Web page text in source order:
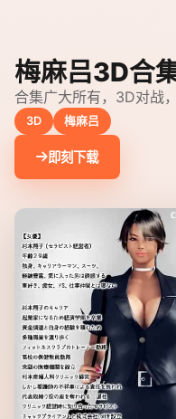
梅麻吕3D合
合集广大所有，3D对战
3D 梅麻吕
即刻下载